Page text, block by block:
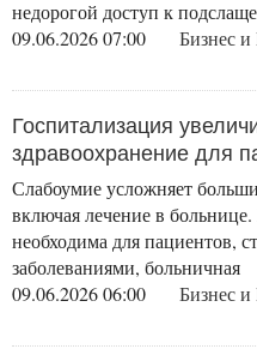
недорогой доступ к
09.06.2026 07:00 Бизнес и
Госпитализация
здравоохранение для
Слабоумие усложняет
включая лечение в
необходима для пациентов,
заболеваниями, больничная
09.06.2026 06:00 Бизнес и